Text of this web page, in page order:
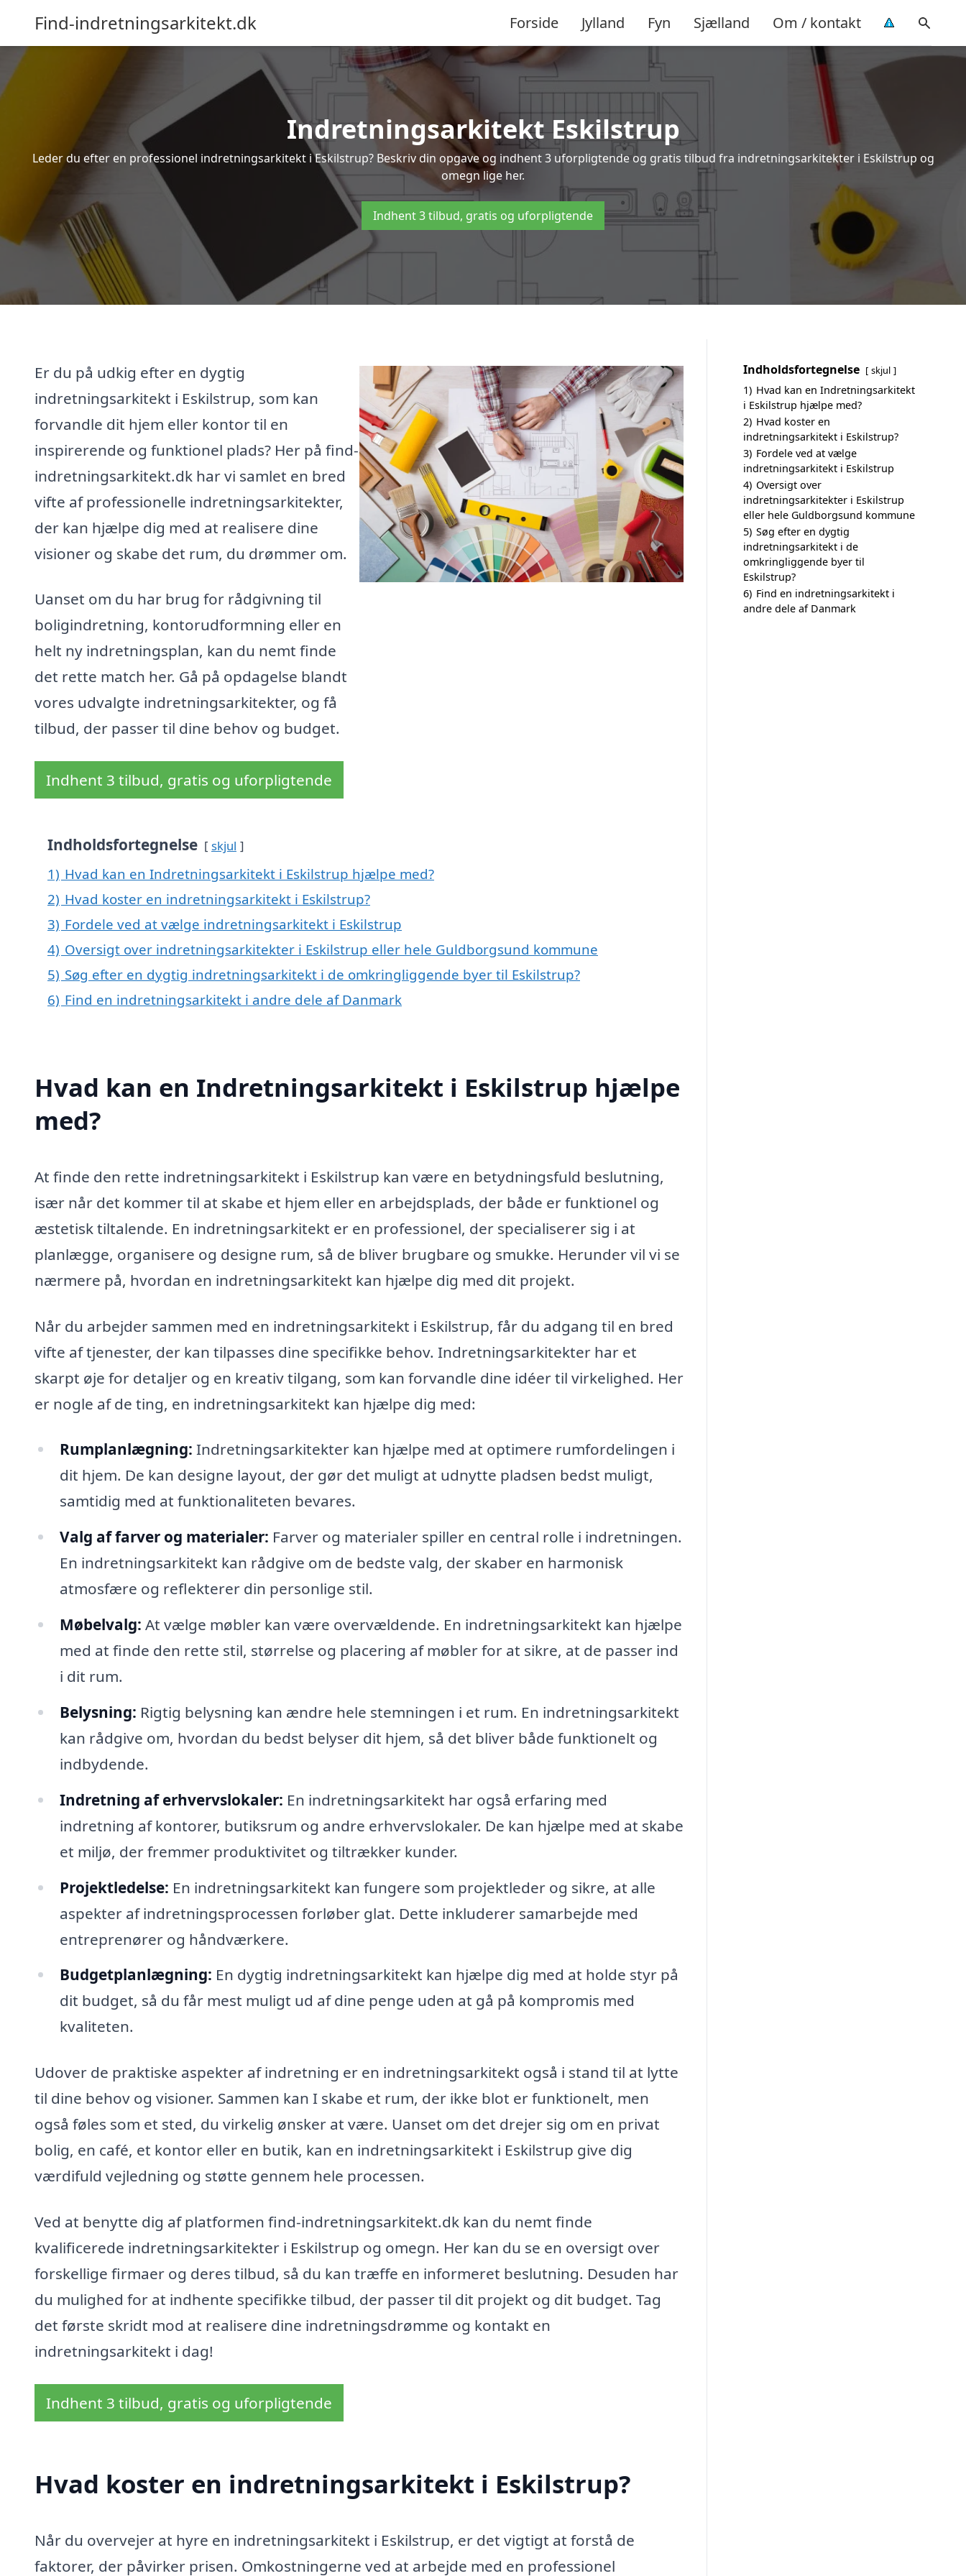
Find-indretningsarkitekt.dk Forside Jylland Fyn Sjælland Om / kontakt
Indretningsarkitekt Eskilstrup
Leder du efter en professionel indretningsarkitekt i Eskilstrup? Beskriv din opgave og indhent 3 uforpligtende og gratis tilbud fra indretningsarkitekter i Eskilstrup og
omegn lige her.
Indhent 3 tilbud, gratis og uforpligtende
Er du på udkig efter en dygtig
indretningsarkitekt i Eskilstrup, som kan
forvandle dit hjem eller kontor til en
inspirerende og funktionel plads? Her på find-
indretningsarkitekt.dk har vi samlet en bred
vifte af professionelle indretningsarkitekter,
der kan hjælpe dig med at realisere dine
visioner og skabe det rum, du drømmer om.
Uanset om du har brug for rådgivning til
boligindretning, kontorudformning eller en
helt ny indretningsplan, kan du nemt finde
det rette match her. Gå på opdagelse blandt
vores udvalgte indretningsarkitekter, og få
tilbud, der passer til dine behov og budget.
Indhent 3 tilbud, gratis og uforpligtende
Indholdsfortegnelse skjul
1) Hvad kan en Indretningsarkitekt i Eskilstrup hjælpe med?
2) Hvad koster en indretningsarkitekt i Eskilstrup?
3) Fordele ved at vælge indretningsarkitekt i Eskilstrup
4) Oversigt over indretningsarkitekter i Eskilstrup eller hele Guldborgsund kommune
5) Søg efter en dygtig indretningsarkitekt i de omkringliggende byer til Eskilstrup?
6) Find en indretningsarkitekt i andre dele af Danmark
Hvad kan en Indretningsarkitekt i Eskilstrup hjælpe
med?
At finde den rette indretningsarkitekt i Eskilstrup kan være en betydningsfuld beslutning,
især når det kommer til at skabe et hjem eller en arbejdsplads, der både er funktionel og
æstetisk tiltalende. En indretningsarkitekt er en professionel, der specialiserer sig i at
planlægge, organisere og designe rum, så de bliver brugbare og smukke. Herunder vil vi se
nærmere på, hvordan en indretningsarkitekt kan hjælpe dig med dit projekt.
Når du arbejder sammen med en indretningsarkitekt i Eskilstrup, får du adgang til en bred
vifte af tjenester, der kan tilpasses dine specifikke behov. Indretningsarkitekter har et
skarpt øje for detaljer og en kreativ tilgang, som kan forvandle dine idéer til virkelighed. Her
er nogle af de ting, en indretningsarkitekt kan hjælpe dig med:
Rumplanlægning: Indretningsarkitekter kan hjælpe med at optimere rumfordelingen i
dit hjem. De kan designe layout, der gør det muligt at udnytte pladsen bedst muligt,
samtidig med at funktionaliteten bevares.
Valg af farver og materialer: Farver og materialer spiller en central rolle i indretningen.
En indretningsarkitekt kan rådgive om de bedste valg, der skaber en harmonisk
atmosfære og reflekterer din personlige stil.
Møbelvalg: At vælge møbler kan være overvældende. En indretningsarkitekt kan hjælpe
med at finde den rette stil, størrelse og placering af møbler for at sikre, at de passer ind
i dit rum.
Belysning: Rigtig belysning kan ændre hele stemningen i et rum. En indretningsarkitekt
kan rådgive om, hvordan du bedst belyser dit hjem, så det bliver både funktionelt og
indbydende.
Indretning af erhvervslokaler: En indretningsarkitekt har også erfaring med
indretning af kontorer, butiksrum og andre erhvervslokaler. De kan hjælpe med at skabe
et miljø, der fremmer produktivitet og tiltrækker kunder.
Projektledelse: En indretningsarkitekt kan fungere som projektleder og sikre, at alle
aspekter af indretningsprocessen forløber glat. Dette inkluderer samarbejde med
entreprenører og håndværkere.
Budgetplanlægning: En dygtig indretningsarkitekt kan hjælpe dig med at holde styr på
dit budget, så du får mest muligt ud af dine penge uden at gå på kompromis med
kvaliteten.
Udover de praktiske aspekter af indretning er en indretningsarkitekt også i stand til at lytte
til dine behov og visioner. Sammen kan I skabe et rum, der ikke blot er funktionelt, men
også føles som et sted, du virkelig ønsker at være. Uanset om det drejer sig om en privat
bolig, en café, et kontor eller en butik, kan en indretningsarkitekt i Eskilstrup give dig
værdifuld vejledning og støtte gennem hele processen.
Ved at benytte dig af platformen find-indretningsarkitekt.dk kan du nemt finde
kvalificerede indretningsarkitekter i Eskilstrup og omegn. Her kan du se en oversigt over
forskellige firmaer og deres tilbud, så du kan træffe en informeret beslutning. Desuden har
du mulighed for at indhente specifikke tilbud, der passer til dit projekt og dit budget. Tag
det første skridt mod at realisere dine indretningsdrømme og kontakt en
indretningsarkitekt i dag!
Indhent 3 tilbud, gratis og uforpligtende
Hvad koster en indretningsarkitekt i Eskilstrup?
Når du overvejer at hyre en indretningsarkitekt i Eskilstrup, er det vigtigt at forstå de
faktorer, der påvirker prisen. Omkostningerne ved at arbejde med en professionel
Indholdsfortegnelse skjul
1) Hvad kan en Indretningsarkitekt
i Eskilstrup hjælpe med?
2) Hvad koster en
indretningsarkitekt i Eskilstrup?
3) Fordele ved at vælge
indretningsarkitekt i Eskilstrup
4) Oversigt over
indretningsarkitekter i Eskilstrup
eller hele Guldborgsund kommune
5) Søg efter en dygtig
indretningsarkitekt i de
omkringliggende byer til
Eskilstrup?
6) Find en indretningsarkitekt i
andre dele af Danmark